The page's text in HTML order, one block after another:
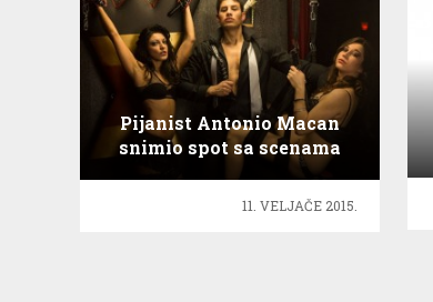
Pijanist Antonio Macan
snimio spot sa scenama
seksa
11. VELJAČE 2015.